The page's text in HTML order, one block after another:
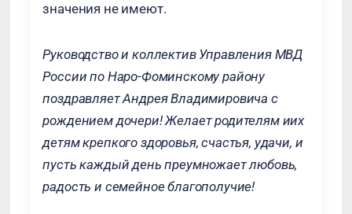
значения не имеют.
Руководство и коллектив Управления МВД
России по Наро-Фоминскому району
поздравляет Андрея Владимировича с
рождением дочери! Желает родителям иих
детям крепкого здоровья, счастья, удачи, и
пусть каждый день преумножает любовь,
радость и семейное благополучие!